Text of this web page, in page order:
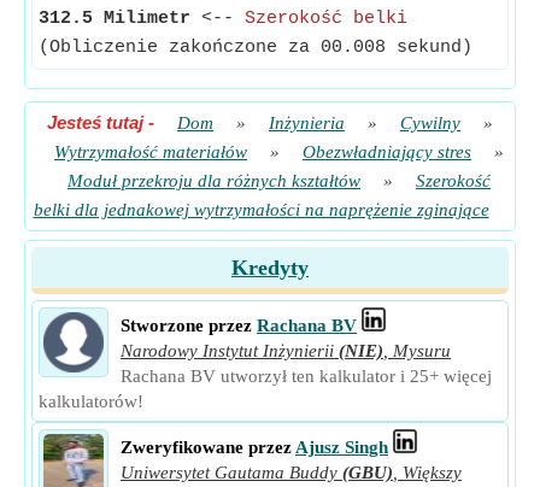
312.5 Milimetr <-- Szerokość belki
(Obliczenie zakończone za 00.008 sekund)
Jesteś tutaj- Dom » Inżynieria » Cywilny
»
Wytrzymałość materiałów
» Obezwładniający stres
»
Moduł przekroju dla różnych kształtów
»
Szerokość
belki dla jednakowej wytrzymałości na naprężenie zginające
Kredyty
Stworzone przez Rachana BV
Narodowy Instytut Inżynierii (NIE)
Mysuru
Rachana BV utworzył ten kalkulator i 25+ więcej
kalkulatorów!
Zweryfikowane przez Ajusz Singh
Uniwersytet Gautama Buddy (GBU)
Większy